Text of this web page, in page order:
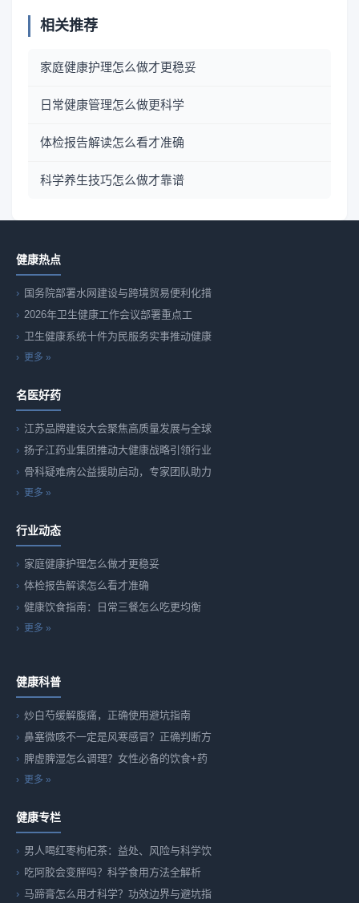
相关推荐
家庭健康护理怎么做才更稳妥
日常健康管理怎么做更科学
体检报告解读怎么看才准确
科学养生技巧怎么做才靠谱
健康热点
国务院部署水网建设与跨境贸易便利化措
2026年卫生健康工作会议部署重点工
卫生健康系统十件为民服务实事推动健康
更多 »
名医好药
江苏品牌建设大会聚焦高质量发展与全球
扬子江药业集团推动大健康战略引领行业
骨科疑难病公益援助启动，专家团队助力
更多 »
行业动态
家庭健康护理怎么做才更稳妥
体检报告解读怎么看才准确
健康饮食指南：日常三餐怎么吃更均衡
更多 »
健康科普
炒白芍缓解腹痛，正确使用避坑指南
鼻塞微咳不一定是风寒感冒？正确判断方
脾虚脾湿怎么调理？女性必备的饮食+药
更多 »
健康专栏
男人喝红枣枸杞茶：益处、风险与科学饮
吃阿胶会变胖吗？科学食用方法全解析
马蹄膏怎么用才科学？功效边界与避坑指